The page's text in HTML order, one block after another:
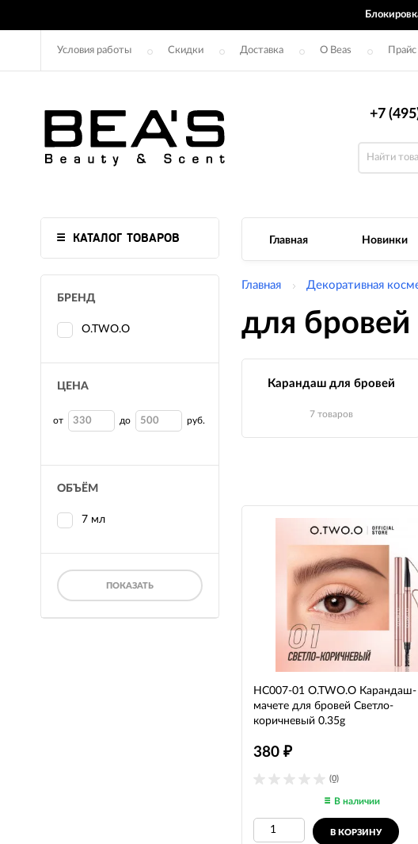
Условия работы Скидки Доставка О Beas
+7
КАТАЛОГ ТОВАРОВ
БРЕНД
O.TWO.O
ЦЕНА
от до руб.
ОБЪЁМ
7 мл
ПОКАЗАТЬ
Главная Новинки
Главная Декоративная
для бровей
Карандаш для бровей
7 товаров
HC007-01 O.TWO.O Карандаш-
мачете для бровей Светло-
коричневый 0.35g
(0)
380 ₽
В наличии
В КОРЗИНУ